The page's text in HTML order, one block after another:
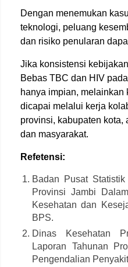
Dengan menemukan
teknologi, peluang
dan risiko penularan
Jika konsistensi
Bebas TBC dan HIV
hanya impian,
dicapai melalui kerja
provinsi, kabupaten kota,
dan masyarakat.
Refetensi:
Badan Pusat
Provinsi Jambi
Kesehatan dan
BPS.
Dinas Kesehatan
Laporan Tahunan
Pengendalian